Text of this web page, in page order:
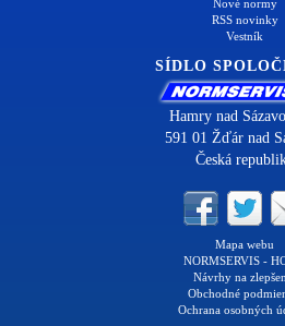
Nové normy
RSS novinky
Vestník
SÍDLO
Hamry nad
591 01 Žďár nad
Česká
Mapa webu
NORMSERVIS -
Návrhy na
Obchodné
Ochrana osobných